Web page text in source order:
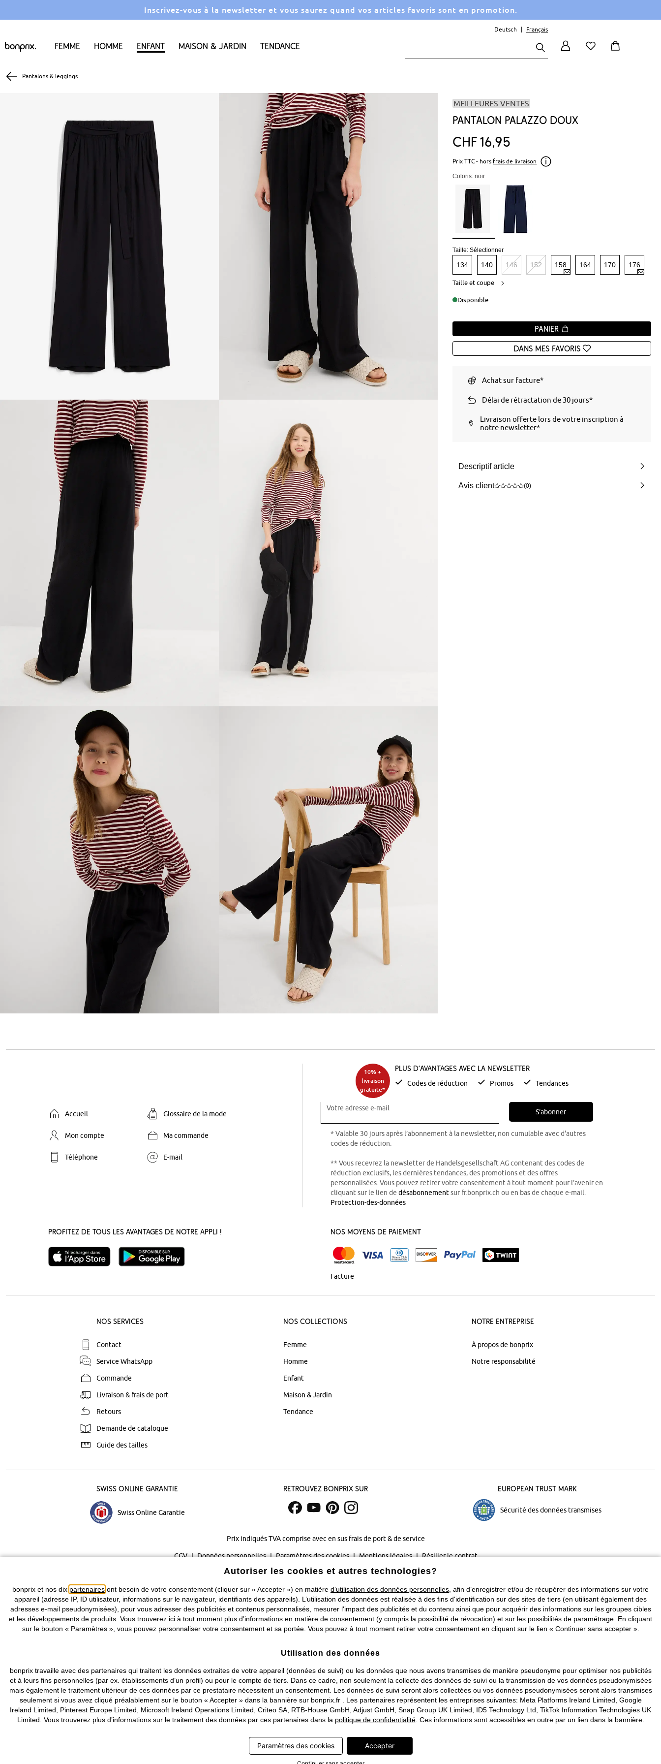
Inscrivez-vous à la newsletter et vous saurez quand vos articles favoris sont en promotion.
Femme Homme Enfant Maison & Jardin Tendance
Deutsch Français
Pantalons & leggings
MEILLEURES VENTES
Pantalon palazzo doux
CHF16 95
Prix TTC - hors frais de livraison
Coloris: noir
Taille:Sélectionner
134 140 146 152 158 164 170 176
Taille et coupe
Disponible
Panier
Dans mes favoris
Achat sur facture*
Délai de rétractation de 30 jours*
Livraison offerte lors de votre inscription à
notre newsletter*
Descriptif article
Avis client (0)
Accueil Glossaire de la mode
Mon compte Ma commande
Téléphone E-mail
10% +
livraison
gratuite*
Plus d’avantages avec la newsletter
Codes de réduction Promos Tendances
Votre adresse e-mail S’abonner
* Valable 30 jours après l’abonnement à la newsletter, non cumulable avec d'autres
codes de réduction.
** Vous recevrez la newsletter de Handelsgesellschaft AG contenant des codes de
réduction exclusifs, les dernières tendances, des promotions et des offres
personnalisées. Vous pouvez retirer votre consentement à tout moment pour l'avenir en
cliquant sur le lien de désabonnementsur fr.bonprix.ch ou en bas de chaque e-mail.
Protection-des-données
Profitez de tous les avantages de notre appli ! Nos Moyens de Paiement
Facture
Nos Services
Contact
Service WhatsApp
Commande
Livraison & frais de port
Retours
Demande de catalogue
Guide des tailles
Nos Collections
Femme
Homme
Enfant
Maison & Jardin
Tendance
Notre Entreprise
À propos de bonprix
Notre responsabilité
Swiss Online Garantie
Swiss Online Garantie
Retrouvez bonprix sur European Trust Mark
Sécurité des données transmises
Prix indiqués TVA comprise avec en sus frais de port & de service
CGV Données personnelles Paramètres des cookies Mentions légales Résilier le contrat
©2026 bonprix.Tous droits réservés.
Changer de pays
Autoriser les cookies et autres technologies?
bonprix et nos dix partenaires ont besoin de votre consentement (cliquer sur « Accepter ») en matière d’utilisation des données personnelles , afin d’enregistrer et/ou de récupérer des informations sur votre
appareil (adresse IP, ID utilisateur, informations sur le navigateur, identifiants des appareils). L’utilisation des données est réalisée à des fins d'identification sur des sites de tiers (en utilisant également des
adresses e-mail pseudonymisées), pour vous adresser des publicités et contenus personnalisés, mesurer l'impact des publicités et du contenu ainsi que pour acquérir des informations sur les groupes cibles
et les développements de produits. Vous trouverez ici à tout moment plus d’informations en matière de consentement (y compris la possibilité de révocation) et sur les possibilités de paramétrage. En cliquant
sur le bouton « Paramètres », vous pouvez personnaliser votre consentement et sa portée. Vous pouvez à tout moment retirer votre consentement en cliquant sur le lien « Continuer sans accepter ».
Utilisation des données
bonprix travaille avec des partenaires qui traitent les données extraites de votre appareil (données de suivi) ou les données que nous avons transmises de manière pseudonyme pour optimiser nos publicités
et à leurs fins personnelles (par ex. établissements d’un profil) ou pour le compte de tiers. Dans ce cadre, non seulement la collecte des données de suivi ou la transmission de vos données pseudonymisées
mais également le traitement ultérieur de ces données par ce prestataire nécessitent un consentement. Les données de suivi seront alors collectées ou vos données pseudonymisées seront alors transmises
seulement si vous avez cliqué préalablement sur le bouton « Accepter » dans la bannière sur bonprix.fr . Les partenaires représentent les entreprises suivantes: Meta Platforms Ireland Limited, Google
Ireland Limited, Pinterest Europe Limited, Microsoft Ireland Operations Limited, Criteo SA, RTB-House GmbH, Adjust GmbH, Snap Group UK Limited, ID5 Technology Ltd, TikTok Information Technologies UK
Limited. Vous trouverez plus d’informations sur le traitement des données par ces partenaires dans la politique de confidentialité. Ces informations sont accessibles en outre par un lien dans la bannière.
Paramètres des cookies Accepter